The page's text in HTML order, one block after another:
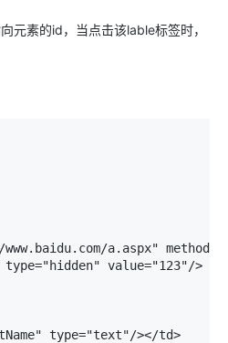
元素的id，当点击该lable标签时，
a.aspx"
value="123"/>
type="text"/></td>